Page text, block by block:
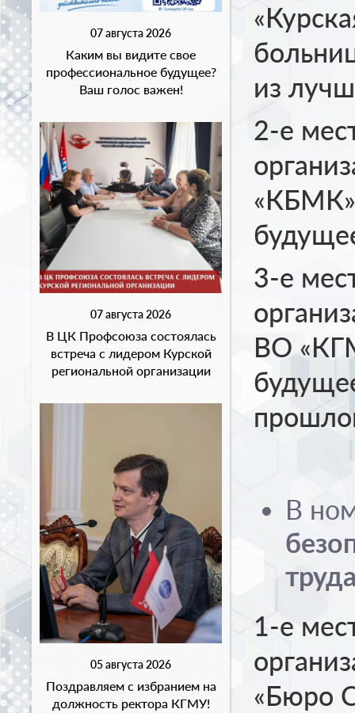
07 августа 2026
Каким вы видите свое
профессиональное будущее?
Ваш голос важен!
07 августа 2026
В ЦК Профсоюза состоялась
встреча с лидером Курской
региональной организации
05 августа 2026
Поздравляем с избранием на
должность ректора КГМУ!
из
2-е
3-е
ВО
В
1-е
«Бюро